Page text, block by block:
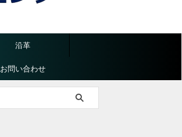
沿革
お問い合わせ